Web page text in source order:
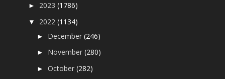
► 2023(1786)
▼ 2022(1134)
► December(246)
► November(280)
►October(282)